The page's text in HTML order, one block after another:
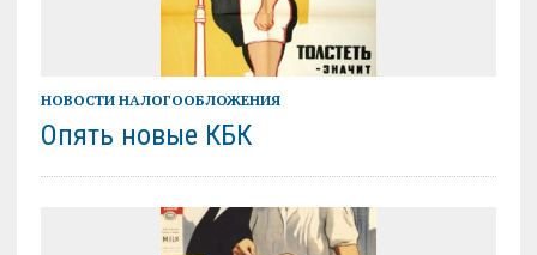
НОВОСТИ НАЛОГООБЛОЖЕНИЯ
Опять новые КБК